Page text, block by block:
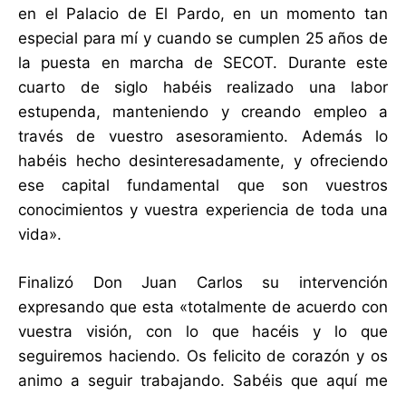
en el Palacio de El Pardo, en un momento tan
especial para mí y cuando se cumplen 25 años de
la puesta en marcha de SECOT. Durante este
cuarto de siglo habéis realizado una labor
estupenda, manteniendo y creando empleo a
través de vuestro asesoramiento. Además lo
habéis hecho desinteresadamente, y ofreciendo
ese capital fundamental que son vuestros
conocimientos y vuestra experiencia de toda una
vida».
Finalizó Don Juan Carlos su intervención
expresando que esta «totalmente de acuerdo con
vuestra visión, con lo que hacéis y lo que
seguiremos haciendo. Os felicito de corazón y os
animo a seguir trabajando. Sabéis que aquí me